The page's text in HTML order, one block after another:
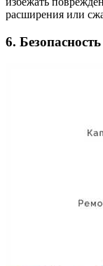
расширения или
6.